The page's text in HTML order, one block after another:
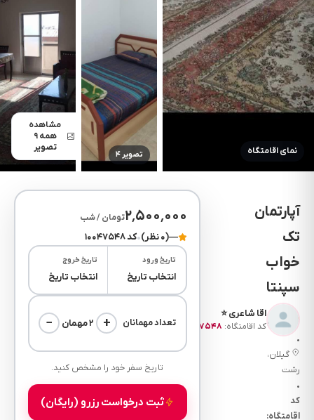
نمای اقامتگاه تصویر ۴ تصویر ۵
مشاهده
همه ۹
تصویر
آپارتمان
تک
خواب
سپنتا
—
نظر)
•
گیلان،
رشت
•
کد
اقامتگاه:
اقا شاعری ⭐
کد اقامتگاه: ۱۰۰۴۷۵۴۸
۲٬۵۰۰٬۰۰۰تومان / شب
—(۰ نظر) •کد ۱۰۰۴۷۵۴۸
تاریخ ورود
انتخاب تاریخ
تاریخ خروج
انتخاب تاریخ
تعداد مهمانان − ۲ مهمان +
تاریخ سفر خود را مشخص کنید.
ثبت درخواست رزرو (رایگان)